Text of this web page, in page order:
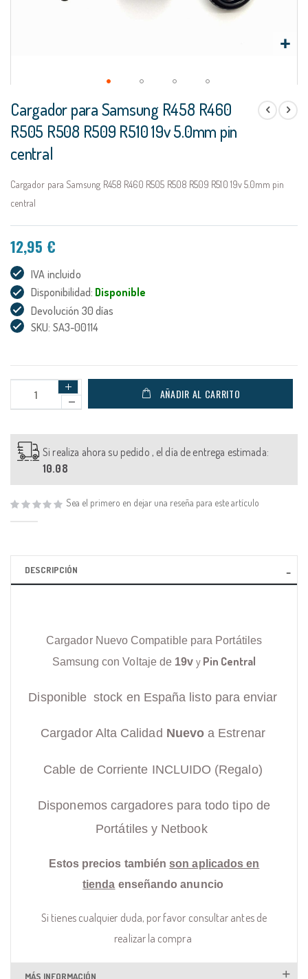
al
comienzo
de
la
galería
de
imágenes
Cargador para Samsung R458 R460
R505 R508 R509 R510 19v 5.0mm pin
central
Cargador para Samsung R458 R460 R505 R508 R509 R510 19v 5.0mm pin
central
12,95 €
IVA incluido
Disponibilidad: Disponible
Devolución 30 días
SKU: SA3-00114
AÑADIR AL CARRITO
Si realiza ahora su pedido , el día de entrega estimada:
10.08
Sea el primero en dejar una reseña para este artículo
DESCRIPCIÓN
Cargador Nuevo Compatible para Portátiles
Samsung con Voltaje de 19v y Pin Central
Disponible stock en España listo para enviar
Cargador Alta Calidad Nuevo a Estrenar
Cable de Corriente INCLUIDO (Regalo)
Disponemos cargadores para todo tipo de
Portátiles y Netbook
Estos precios también son aplicados en
tienda enseñando anuncio
Si tienes cualquier duda, por favor consultar antes de
realizar la compra
MÁS INFORMACIÓN